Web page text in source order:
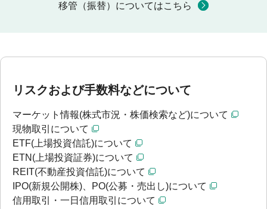
移管（振替）についてはこちら
リスクおよび手数料などについて
マーケット情報(株式市況・株価検索など)について
現物取引について
ETF(上場投資信託)について
ETN(上場投資証券)について
REIT(不動産投資信託)について
IPO(新規公開株)、PO(公募・売出し)について
信用取引・一日信用取引について